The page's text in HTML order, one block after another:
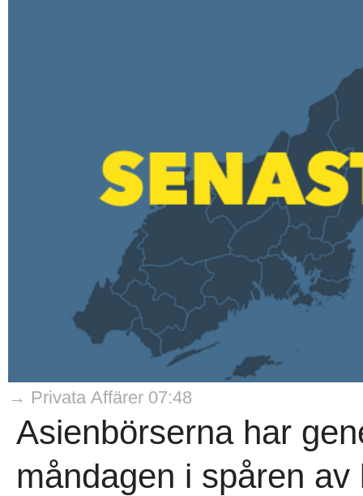
→ Privata Affärer 07:48
Asienbörserna har
måndagen i spåren